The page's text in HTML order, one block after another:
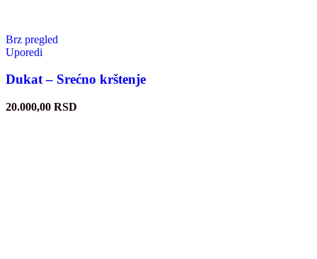
Brz pregled
Uporedi
Dukat – Srećno krštenje
20.000,00 RSD